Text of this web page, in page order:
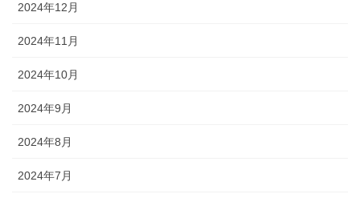
2024年12月
2024年11月
2024年10月
2024年9月
2024年8月
2024年7月